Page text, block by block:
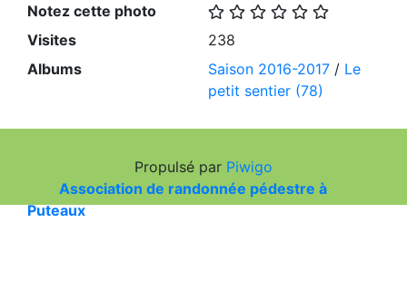
Notez cette photo
Visites
238
Albums
Saison 2016-2017/ Le
petit sentier (78)
Propulsé par Piwigo
Association de randonnée pédestre à
Puteaux